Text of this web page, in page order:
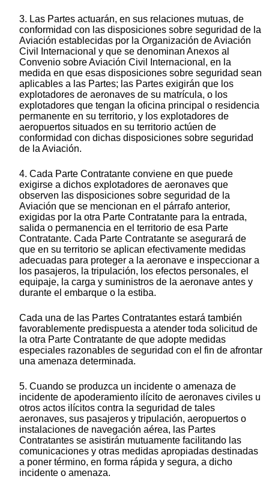
3. Las Partes actuarán, en sus relaciones mutuas, de
conformidad con las disposiciones sobre seguridad de la
Aviación establecidas por la Organización de Aviación
Civil Internacional y que se denominan Anexos al
Convenio sobre Aviación Civil Internacional, en la
medida en que esas disposiciones sobre seguridad sean
aplicables a las Partes; las Partes exigirán que los
explotadores de aeronaves de su matrícula, o los
explotadores que tengan la oficina principal o residencia
permanente en su territorio, y los explotadores de
aeropuertos situados en su territorio actúen de
conformidad con dichas disposiciones sobre seguridad
de la Aviación.
4. Cada Parte Contratante conviene en que puede
exigirse a dichos explotadores de aeronaves que
observen las disposiciones sobre seguridad de la
Aviación que se mencionan en el párrafo anterior,
exigidas por la otra Parte Contratante para la entrada,
salida o permanencia en el territorio de esa Parte
Contratante. Cada Parte Contratante se asegurará de
que en su territorio se aplican efectivamente medidas
adecuadas para proteger a la aeronave e inspeccionar a
los pasajeros, la tripulación, los efectos personales, el
equipaje, la carga y suministros de la aeronave antes y
durante el embarque o la estiba.
Cada una de las Partes Contratantes estará también
favorablemente predispuesta a atender toda solicitud de
la otra Parte Contratante de que adopte medidas
especiales razonables de seguridad con el fin de afrontar
una amenaza determinada.
5. Cuando se produzca un incidente o amenaza de
incidente de apoderamiento ilícito de aeronaves civiles u
otros actos ilícitos contra la seguridad de tales
aeronaves, sus pasajeros y tripulación, aeropuertos o
instalaciones de navegación aérea, las Partes
Contratantes se asistirán mutuamente facilitando las
comunicaciones y otras medidas apropiadas destinadas
a poner término, en forma rápida y segura, a dicho
incidente o amenaza.